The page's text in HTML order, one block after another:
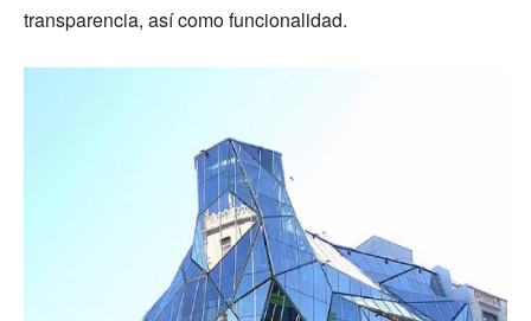
transparencia, así como funcionalidad.